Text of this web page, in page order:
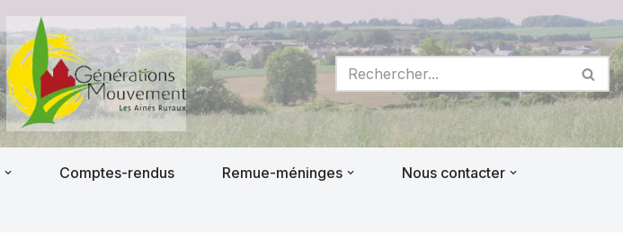
Comptes-rendus Remue-méninges
Nous contacter